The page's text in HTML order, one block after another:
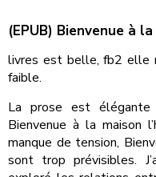
(EPUB) Bienvenue à
livres est belle, fb2 elle
faible.
La prose est
Bienvenue à la maison
manque de tension,
sont trop prévisibles.